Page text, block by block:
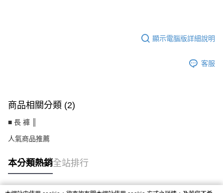
顯示電腦版詳細說明
客服
商品相關分類 (2)
■ 長 褲 ║
人氣商品推薦
本分類熱銷全站排行